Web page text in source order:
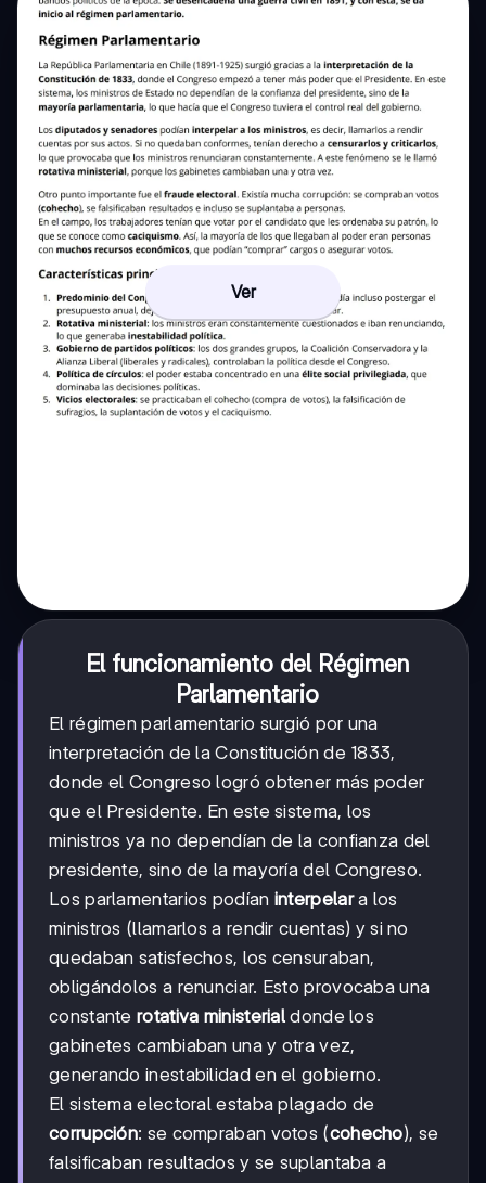
Ver
El funcionamiento del Régimen
Parlamentario
El régimen parlamentario surgió por una
interpretación de la Constitución de 1833,
donde el Congreso logró obtener más poder
que el Presidente. En este sistema, los
ministros ya no dependían de la confianza del
presidente, sino de la mayoría del Congreso.
Los parlamentarios podían interpelara los
ministros (llamarlos a rendir cuentas) y si no
quedaban satisfechos, los censuraban,
obligándolos a renunciar. Esto provocaba una
constanterotativa ministerial donde los
gabinetes cambiaban una y otra vez,
generando inestabilidad en el gobierno.
El sistema electoral estaba plagado de
corrupción: se compraban votos (cohecho), se
falsificaban resultados y se suplantaba a